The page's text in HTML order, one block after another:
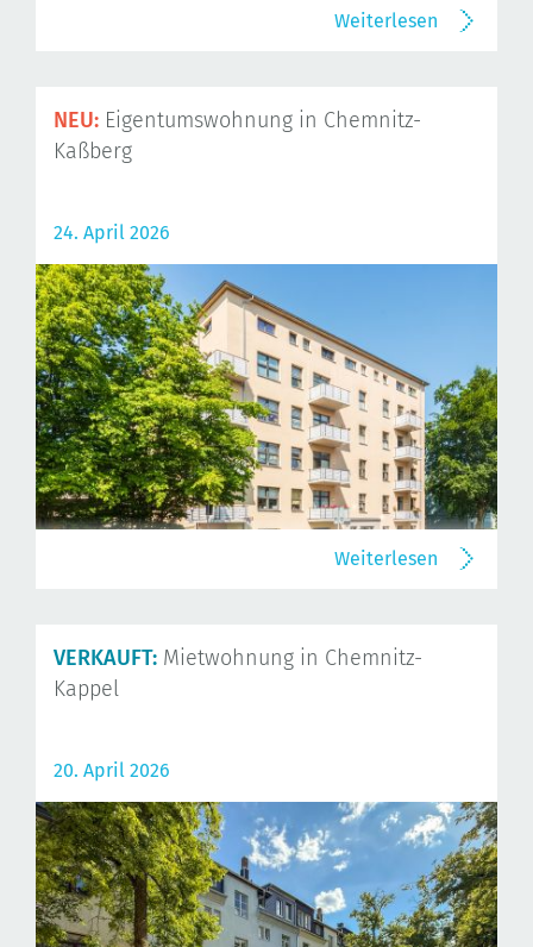
Weiterlesen
NEU: Eigentumswohnung in Chemnitz-
Kaßberg
24. April 2026
Weiterlesen
VERKAUFT: Mietwohnung in Chemnitz-
Kappel
20. April 2026